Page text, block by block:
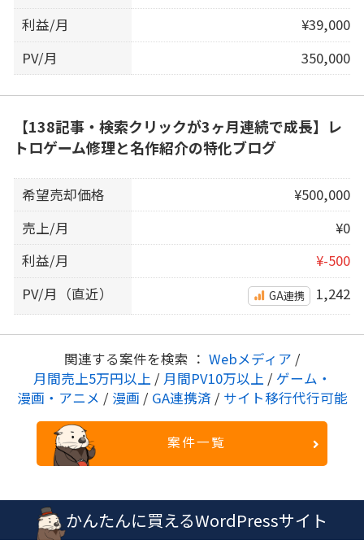
利益/月
¥39,000
PV/月
350,000
【138記事・検索クリックが3ヶ月連続で成長】レ
トロゲーム修理と名作紹介の特化ブログ
希望売却価格
¥500,000
売上/月
¥0
利益/月
¥-500
PV/月（直近）
GA連携 1,242
関連する案件を検索 ： Webメディア /
月間売上5万円以上 / 月間PV10万以上 / ゲーム・
漫画・アニメ / 漫画 / GA連携済 / サイト移行代行可能
案件一覧
かんたんに買えるWordPressサイト